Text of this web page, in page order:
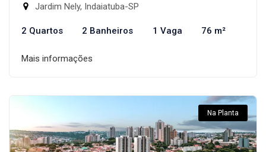
Jardim Nely, Indaiatuba-SP
2 Quartos 2 Banheiros 1 Vaga 76 m²
Mais informações
Na Planta